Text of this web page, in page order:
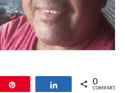
Compartilhar
0
COMPART.